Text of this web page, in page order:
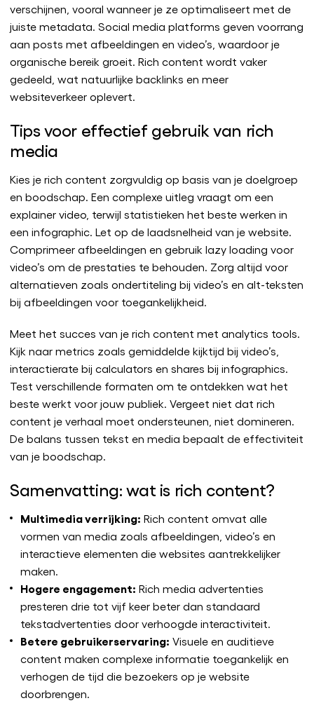
verschijnen, vooral wanneer je ze optimaliseert met de
juiste metadata. Social media platforms geven voorrang
aan posts met afbeeldingen en video’s, waardoor je
organische bereik groeit. Rich content wordt vaker
gedeeld, wat natuurlijke backlinks en meer
websiteverkeer oplevert.
Tips voor effectief gebruik van rich
media
Kies je rich content zorgvuldig op basis van je doelgroep
en boodschap. Een complexe uitleg vraagt om een
explainer video, terwijl statistieken het beste werken in
een infographic. Let op de laadsnelheid van je website.
Comprimeer afbeeldingen en gebruik lazy loading voor
video’s om de prestaties te behouden. Zorg altijd voor
alternatieven zoals ondertiteling bij video’s en alt-teksten
bij afbeeldingen voor toegankelijkheid.
Meet het succes van je rich content met analytics tools.
Kijk naar metrics zoals gemiddelde kijktijd bij video’s,
interactierate bij calculators en shares bij infographics.
Test verschillende formaten om te ontdekken wat het
beste werkt voor jouw publiek. Vergeet niet dat rich
content je verhaal moet ondersteunen, niet domineren.
De balans tussen tekst en media bepaalt de effectiviteit
van je boodschap.
Samenvatting: wat is rich content?
Multimedia verrijking: Rich content omvat alle
vormen van media zoals afbeeldingen, video’s en
interactieve elementen die websites aantrekkelijker
maken.
Hogere engagement: Rich media advertenties
presteren drie tot vijf keer beter dan standaard
tekstadvertenties door verhoogde interactiviteit.
Betere gebruikerservaring: Visuele en auditieve
content maken complexe informatie toegankelijk en
verhogen de tijd die bezoekers op je website
doorbrengen.